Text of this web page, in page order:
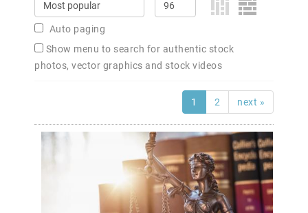
Auto paging
Show menu to search for authentic stock
photos, vector graphics and stock videos
1 2 next »